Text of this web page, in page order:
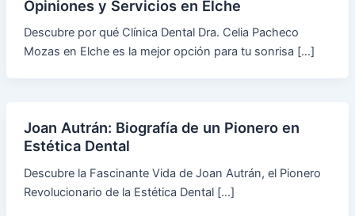
Opiniones y Servicios en Elche
Descubre por qué Clínica Dental Dra. Celia Pacheco
Mozas en Elche es la mejor opción para tu sonrisa […]
Joan Autrán: Biografía de un Pionero en
Estética Dental
Descubre la Fascinante Vida de Joan Autrán, el Pionero
Revolucionario de la Estética Dental […]